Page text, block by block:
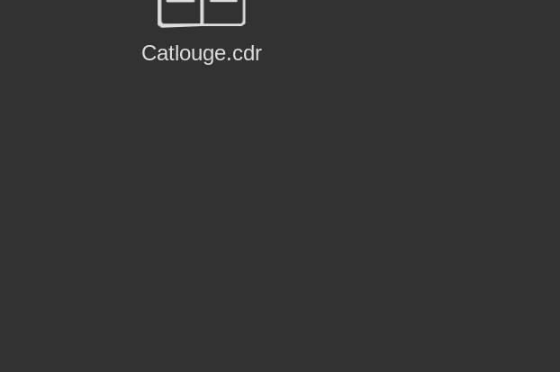
Catlouge.cdr